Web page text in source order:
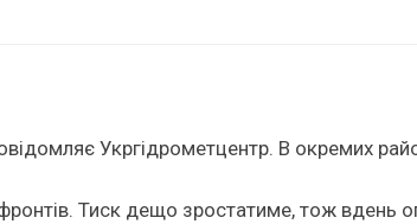
Укргідрометцентр. В окремих
Тиск дещо зростатиме, тож вдень